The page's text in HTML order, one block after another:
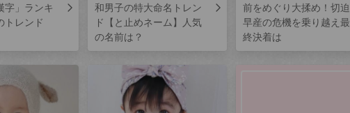
字」ランキ
トレンド
和男子の特大命名トレン
ド【と止めネーム】人気
の名前は？
前をめぐり大揉め！切迫
早産の危機を乗り越え最
終決着は